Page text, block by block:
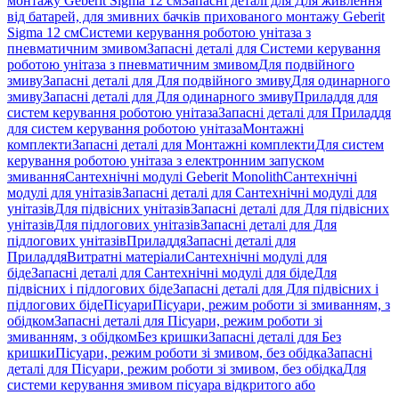
від батарей, для змивних бачків прихованого монтажу Geberit
Sigma 12 смСистеми керування роботою унітаза з
пневматичним змивомЗапасні деталі для Системи керування
роботою унітаза з пневматичним змивомДля подвійного
змивуЗапасні деталі для Для подвійного змивуДля одинарного
змивуЗапасні деталі для Для одинарного змивуПриладдя для
систем керування роботою унітазаЗапасні деталі для Приладдя
для систем керування роботою унітазаМонтажні
комплектиЗапасні деталі для Монтажні комплектиДля систем
керування роботою унітаза з електронним запуском
змиванняСантехнічні модулі Geberit MonolithСантехнічні
модулі для унітазівЗапасні деталі для Сантехнічні модулі для
унітазівДля підвісних унітазівЗапасні деталі для Для підвісних
унітазівДля підлогових унітазівЗапасні деталі для Для
підлогових унітазівПриладдяЗапасні деталі для
ПриладдяВитратні матеріалиСантехнічні модулі для
бідеЗапасні деталі для Сантехнічні модулі для бідеДля
підвісних і підлогових бідеЗапасні деталі для Для підвісних і
підлогових бідеПісуариПісуари, режим роботи зі змиванням, з
обідкомЗапасні деталі для Пісуари, режим роботи зі
змиванням, з обідкомБез кришкиЗапасні деталі для Без
кришкиПісуари, режим роботи зі змивом, без обідкаЗапасні
деталі для Пісуари, режим роботи зі змивом, без обідкаДля
системи керування змивом пісуара відкритого або